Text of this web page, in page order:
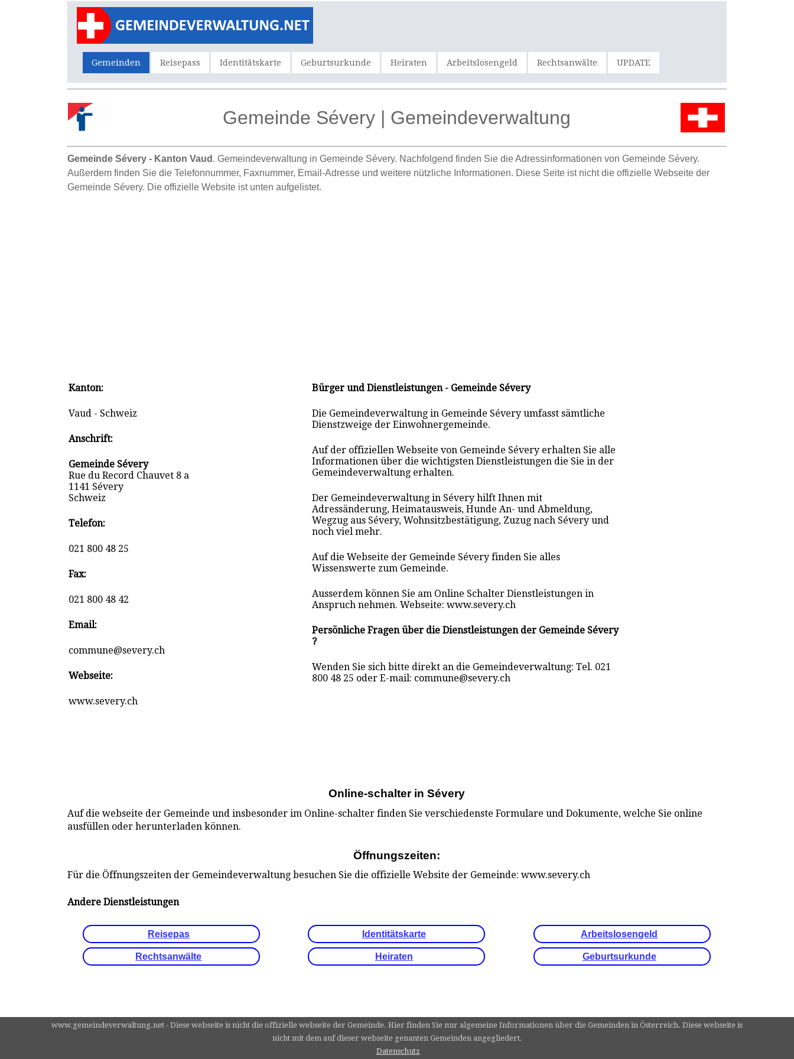
Gemeinden Reisepass Identitätskarte Geburtsurkunde Heiraten Arbeitslosengeld Rechtsanwälte UPDATE
Gemeinde Sévery | Gemeindeverwaltung
Gemeinde Sévery - Kanton Vaud . Gemeindeverwaltung in Gemeinde Sévery. Nachfolgend finden Sie die Adressinformationen von Gemeinde Sévery.
Außerdem finden Sie die Telefonnummer, Faxnummer, Email-Adresse und weitere nützliche Informationen. Diese Seite ist nicht die offizielle Webseite der
Gemeinde Sévery. Die offizielle Website ist unten aufgelistet.
Kanton:
Vaud - Schweiz
Anschrift:
Gemeinde Sévery
Rue du Record Chauvet 8 a
1141 Sévery
Schweiz
Telefon:
021 800 48 25
Fax:
021 800 48 42
Email:
commune@severy.ch
Webseite:
www.severy.ch
Bürger und Dienstleistungen - Gemeinde Sévery
Die Gemeindeverwaltung in Gemeinde Sévery umfasst sämtliche
Dienstzweige der Einwohnergemeinde.
Auf der offiziellen Webseite von Gemeinde Sévery erhalten Sie alle
Informationen über die wichtigsten Dienstleistungen die Sie in der
Gemeindeverwaltung erhalten.
Der Gemeindeverwaltung in Sévery hilft Ihnen mit
Adressänderung, Heimatausweis, Hunde An- und Abmeldung,
Wegzug aus Sévery, Wohnsitzbestätigung, Zuzug nach Sévery und
noch viel mehr.
Auf die Webseite der Gemeinde Sévery finden Sie alles
Wissenswerte zum Gemeinde.
Ausserdem können Sie am Online Schalter Dienstleistungen in
Anspruch nehmen. Webseite: www.severy.ch
Persönliche Fragen über die Dienstleistungen der Gemeinde Sévery
?
Wenden Sie sich bitte direkt an die Gemeindeverwaltung: Tel. 021
800 48 25 oder E-mail: commune@severy.ch
Online-schalter in Sévery
Auf die webseite der Gemeinde und insbesonder im Online-schalter finden Sie verschiedenste Formulare und Dokumente, welche Sie online
ausfüllen oder herunterladen können.
Öffnungszeiten:
Für die Öffnungszeiten der Gemeindeverwaltung besuchen Sie die offizielle Website der Gemeinde: www.severy.ch
Andere Dienstleistungen
Reisepas Identitätskarte Arbeitslosengeld
Rechtsanwälte Heiraten Geburtsurkunde
www.gemeindeverwaltung.net - Diese webseite is nicht die offizielle webseite der Gemeinde. Hier finden Sie nur algemeine Informationen über die Gemeinden in Österreich. Diese webseite is
nicht mit dem auf dieser webseite genanten Gemeinden angegliedert.
Datenschutz